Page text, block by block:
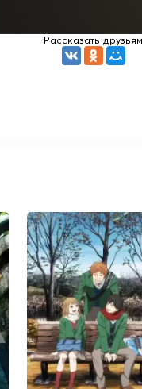
Рассказать друзьям